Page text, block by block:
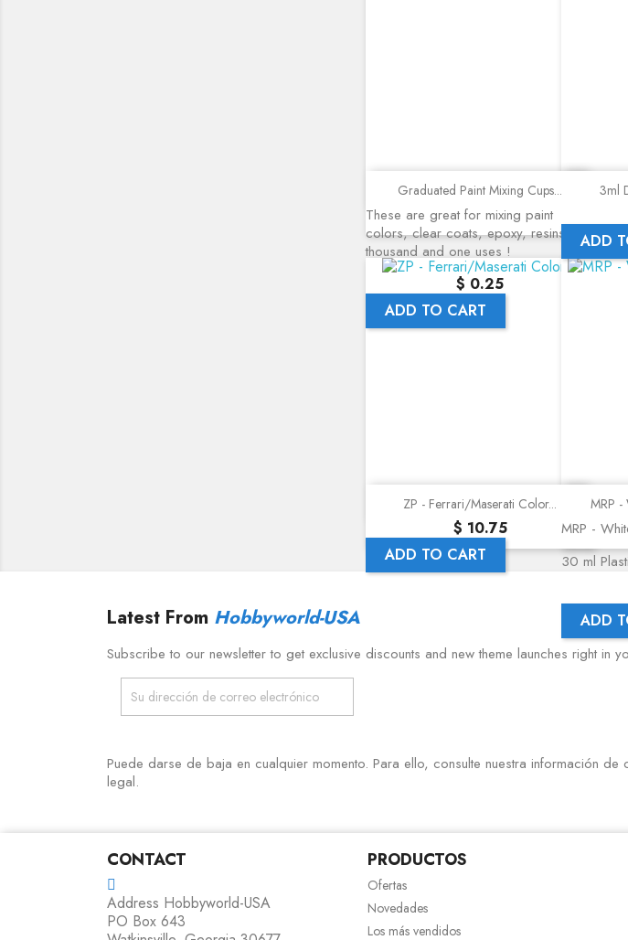
Quick view
Graduated Paint Mixing Cups...
These are great for mixing paint
colors, clear coats, epoxy, resins, a
thousand and one uses !
Precio
$ 0.25
ADD TO CART
3ml
ADD
Quick view
ZP - Ferrari/Maserati Color...
Precio
$ 10.75
ADD TO CART
MRP
MRP -
30 ml
ADD
Latest From Hobbyworld-USA
Subscribe to our newsletter to get exclusive discounts and new theme launches right in
Puede darse de baja en cualquier momento. Para ello, consulte nuestra información de
legal.
CONTACT
Address Hobbyworld-USA
PO Box 643
PRODUCTOS
Ofertas
Novedades
Los más vendidos